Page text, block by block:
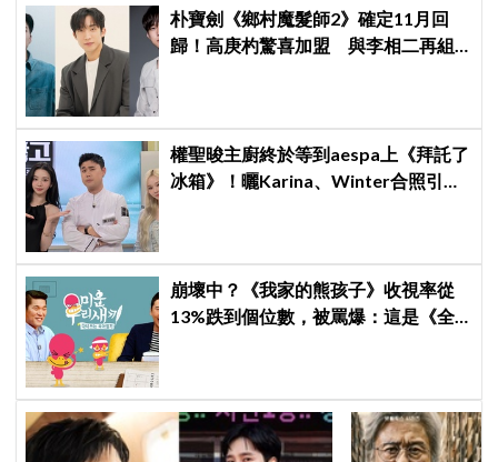
朴寶劍《鄉村魔髮師2》確定11月回
歸！高庚杓驚喜加盟 與李相二再組
權聖晙主廚終於等到aespa上《拜託了
冰箱》！曬Karina、Winter合照引爆
崩壞中？《我家的熊孩子》收視率從
13%跌到個位數，被罵爆：這是《全